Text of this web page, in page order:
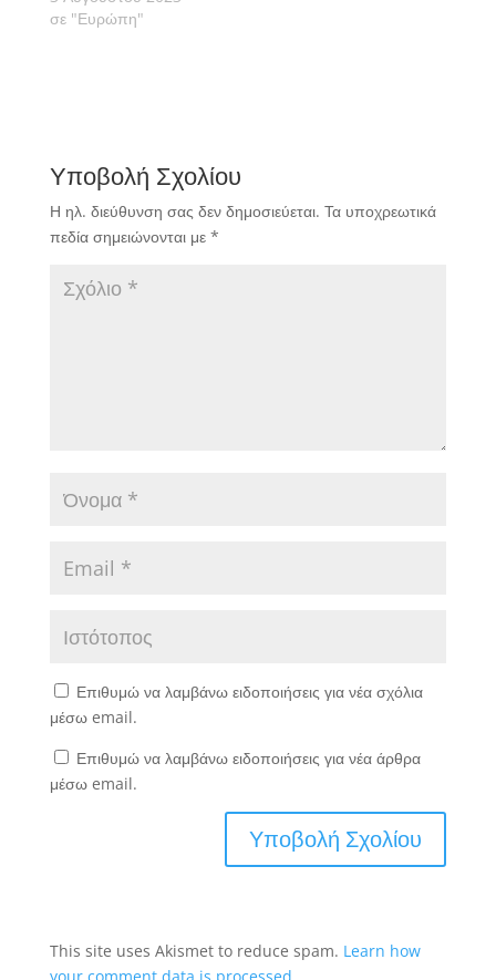
σε "Ευρώπη"
Υποβολή Σχολίου
Η ηλ. διεύθυνση σας δεν δημοσιεύεται. Τα υποχρεωτικά
πεδία σημειώνονται με *
Επιθυμώ να λαμβάνω ειδοποιήσεις για νέα σχόλια
μέσω email.
Επιθυμώ να λαμβάνω ειδοποιήσεις για νέα άρθρα
μέσω email.
This site uses Akismet to reduce spam. Learn how